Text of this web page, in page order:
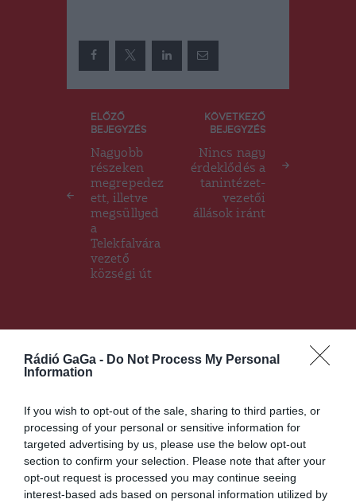
Rádió GaGa - Do Not Process My Personal
Information
If you wish to opt-out of the sale, sharing to third parties, or
processing of your personal or sensitive information for
targeted advertising by us, please use the below opt-out
section to confirm your selection. Please note that after your
opt-out request is processed you may continue seeing
interest-based ads based on personal information utilized by
Bejegyzés
navigáció
ELŐZŐ
BEJEGYZÉS
Nagyobb
részeken
megrepedez
ett, illetve
megsüllyed
a
Telekfalvára
vezető
községi út
KÖVETKEZŐ
BEJEGYZÉS
Nincs nagy
érdeklődés a
tanintézet-
vezetői
állások iránt
Többszázan gyűltek össze
meggyújtani a hit gyertyáját